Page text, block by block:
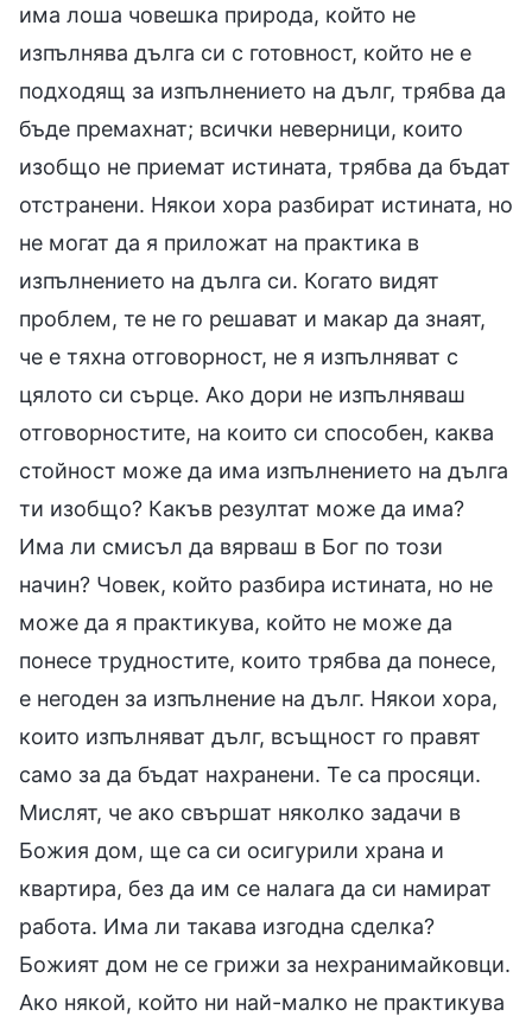
има лоша човешка природа, който не
изпълнява дълга си с готовност, който не е
подходящ за изпълнението на дълг, трябва да
бъде премахнат; всички неверници, които
изобщо не приемат истината, трябва да бъдат
отстранени. Някои хора разбират истината, но
не могат да я приложат на практика в
изпълнението на дълга си. Когато видят
проблем, те не го решават и макар да знаят,
че е тяхна отговорност, не я изпълняват с
цялото си сърце. Ако дори не изпълняваш
отговорностите, на които си способен, каква
стойност може да има изпълнението на дълга
ти изобщо? Какъв резултат може да има?
Има ли смисъл да вярваш в Бог по този
начин? Човек, който разбира истината, но не
може да я практикува, който не може да
понесе трудностите, които трябва да понесе,
е негоден за изпълнение на дълг. Някои хора,
които изпълняват дълг, всъщност го правят
само за да бъдат нахранени. Те са просяци.
Мислят, че ако свършат няколко задачи в
Божия дом, ще са си осигурили храна и
квартира, без да им се налага да си намират
работа. Има ли такава изгодна сделка?
Божият дом не се грижи за нехранимайковци.
Ако някой, който ни най-малко не практикува